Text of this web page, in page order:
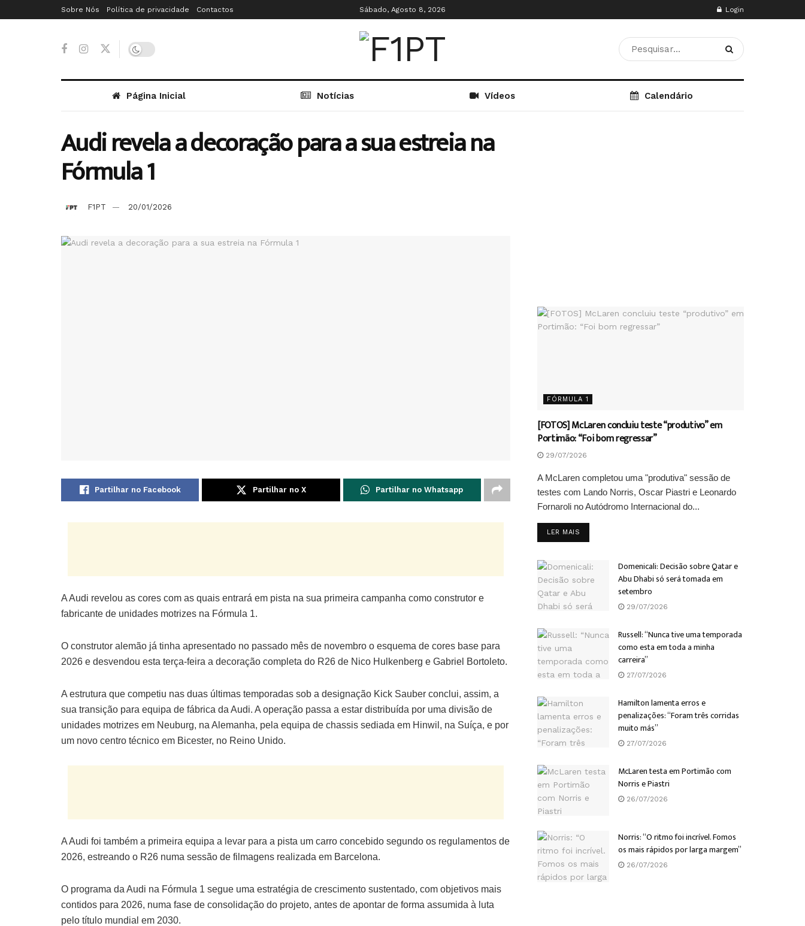
Sobre Nós Política de privacidade Contactos Sábado, Agosto 8, 2026 Login
Página Inicial Notícias Vídeos Calendário
Audi revela a decoração para a sua estreia na
Fórmula 1
F1PT 20/01/2026
Partilhar no Facebook Partilhar no X Partilhar no Whatsapp
A Audi revelou as cores com as quais entrará em pista na sua primeira campanha como construtor e
fabricante de unidades motrizes na Fórmula 1.
O construtor alemão já tinha apresentado no passado mês de novembro o esquema de cores base para
2026 e desvendou esta terça-feira a decoração completa do R26 de Nico Hulkenberg e Gabriel Bortoleto.
A estrutura que competiu nas duas últimas temporadas sob a designação Kick Sauber conclui, assim, a
sua transição para equipa de fábrica da Audi. A operação passa a estar distribuída por uma divisão de
unidades motrizes em Neuburg, na Alemanha, pela equipa de chassis sediada em Hinwil, na Suíça, e por
um novo centro técnico em Bicester, no Reino Unido.
A Audi foi também a primeira equipa a levar para a pista um carro concebido segundo os regulamentos de
2026, estreando o R26 numa sessão de filmagens realizada em Barcelona.
O programa da Audi na Fórmula 1 segue uma estratégia de crescimento sustentado, com objetivos mais
contidos para 2026, numa fase de consolidação do projeto, antes de apontar de forma assumida à luta
pelo título mundial em 2030.
FÓRMULA 1
[FOTOS] McLaren concluiu teste “produtivo” em
Portimão: “Foi bom regressar”
29/07/2026
A McLaren completou uma "produtiva" sessão de
testes com Lando Norris, Oscar Piastri e Leonardo
Fornaroli no Autódromo Internacional do...
LER MAIS
Domenicali: Decisão sobre Qatar e
Abu Dhabi só será tomada em
setembro
29/07/2026
Russell: “Nunca tive uma temporada
como esta em toda a minha
carreira”
27/07/2026
Hamilton lamenta erros e
penalizações: “Foram três corridas
muito más”
27/07/2026
McLaren testa em Portimão com
Norris e Piastri
26/07/2026
Norris: “O ritmo foi incrível. Fomos
os mais rápidos por larga margem”
26/07/2026